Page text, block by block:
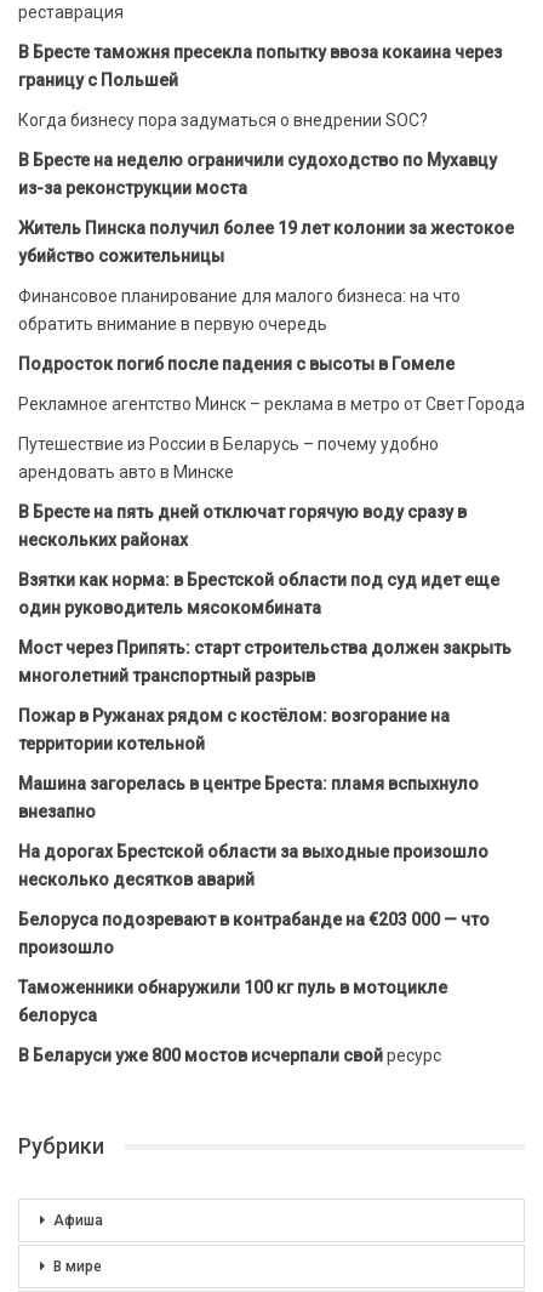
реставрация
В Бресте таможня пресекла попытку ввоза кокаина через
границу с Польшей
Когда бизнесу пора задуматься о внедрении SOC?
В Бресте на неделю ограничили судоходство по Мухавцу
из-за реконструкции моста
Житель Пинска получил более 19 лет колонии за жестокое
убийство сожительницы
Финансовое планирование для малого бизнеса: на что
обратить внимание в первую очередь
Подросток погиб после падения с высоты в Гомеле
Рекламное агентство Минск – реклама в метро от Свет Города
Путешествие из России в Беларусь – почему удобно
арендовать авто в Минске
В Бресте на пять дней отключат горячую воду сразу в
нескольких районах
Взятки как норма: в Брестской области под суд идет еще
один руководитель мясокомбината
Мост через Припять: старт строительства должен закрыть
многолетний транспортный разрыв
Пожар в Ружанах рядом с костёлом: возгорание на
территории котельной
Машина загорелась в центре Бреста: пламя вспыхнуло
внезапно
На дорогах Брестской области за выходные произошло
несколько десятков аварий
Белоруса подозревают в контрабанде на €203 000 — что
произошло
Таможенники обнаружили 100 кг пуль в мотоцикле
белоруса
В Беларуси уже 800 мостов исчерпали свойресурс
Рубрики
Афиша
В мире